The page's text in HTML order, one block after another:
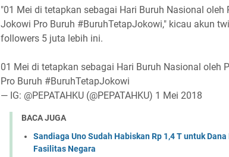
"01 Mei di tetapkan sebagai Hari Buruh Nasional
Jokowi Pro Buruh #BuruhTetapJokowi," kicau akun
followers 5 juta lebih ini.
01 Mei di tetapkan sebagai Hari Buruh Nasional oleh
Pro Buruh #BuruhTetapJokowi
— IG: @PEPATAHKU (@PEPATAHKU) 1 Mei 2018
BACA JUGA
Sandiaga Uno Sudah Habiskan Rp 1,4 T untuk
Fasilitas Negara